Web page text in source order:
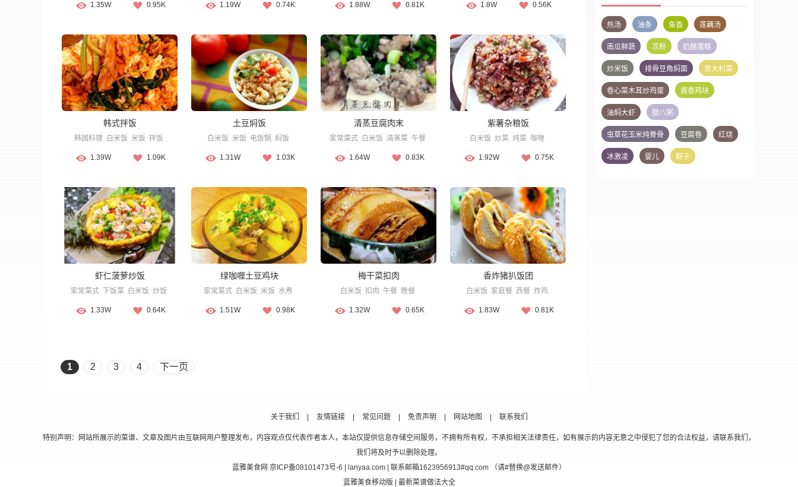
1.35W 0.95K 1.19W 0.74K 1.88W 0.81K 1.8W 0.56K
韩式拌饭
韩国料理 白米饭 米饭 拌饭
1.39W 1.09K
土豆焖饭
白米饭 米饭 电饭锅 焖饭
1.31W 1.03K
清蒸豆腐肉末
家常菜式 白米饭 清蒸菜 午餐
1.64W 0.83K
紫薯杂粮饭
白米饭 炒菜 炖菜 咖喱
1.92W 0.75K
虾仁菠萝炒饭
家常菜式 下饭菜 白米饭 炒饭
1.33W 0.64K
绿咖喱土豆鸡块
家常菜式 白米饭 米饭 水煮
1.51W 0.98K
梅干菜扣肉
白米饭 扣肉 午餐 晚餐
1.32W 0.65K
香炸猪扒饭团
白米饭 家庭餐 西餐 炸鸡
1.83W 0.81K
1 2 3 4 下一页
热汤 油条 鱼香 莲藕汤
南瓜鲜蔬 凉粉 奶酪蛋糕
炒米饭 排骨豆角焖面 意大利菜
卷心菜木耳炒鸡蛋 酱香鸡块
油焖大虾 腊八粥
虫草花玉米炖脊骨 豆腐卷 红烧
冰激凌 婴儿 粽子
关于我们 友情链接 常见问题 免责声明 网站地图 联系我们
特别声明：网站所展示的菜谱、文章及图片由互联网用户整理发布，内容观点仅代表作者本人，本站仅提供信息存储空间服务，不拥有所有权，不承担相关法律责任，如有展示的内容无意之中侵犯了您的合法权益，请联系我们，
我们将及时予以删除处理。
蓝雅美食网 京ICP备08101473号-6 | lanyaa.com | 联系邮箱1623956913#qq.com （请#替换@发送邮件）
蓝雅美食移动版 | 最新菜谱做法大全